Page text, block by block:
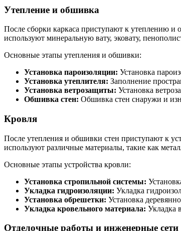
Утепление и обшивка
После сборки каркаса приступают к утеплению и
используют минеральную вату, эковату,
Основные этапы утепления и обшивки:
Установка пароизоляции: Установка
Установка утеплителя: Заполнение
Установка ветрозащиты: Установка
Обшивка стен: Обшивка стен снаружи и
Кровля
После утепления и обшивки стен приступают к
используют различные материалы, такие как
Основные этапы устройства кровли:
Установка стропильной системы:
Укладка гидроизоляции: Укладка
Установка обрешетки: Установка
Укладка кровельного материала: Укладка
Отделочные работы и инженерные сети